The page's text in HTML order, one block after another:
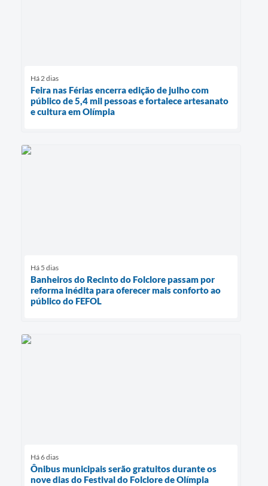
Há 2 dias
Feira nas Férias encerra edição de julho com
público de 5,4 mil pessoas e fortalece artesanato
e cultura em Olímpia
Há 5 dias
Banheiros do Recinto do Folclore passam por
reforma inédita para oferecer mais conforto ao
público do FEFOL
Há 6 dias
Ônibus municipais serão gratuitos durante os
nove dias do Festival do Folclore de Olímpia